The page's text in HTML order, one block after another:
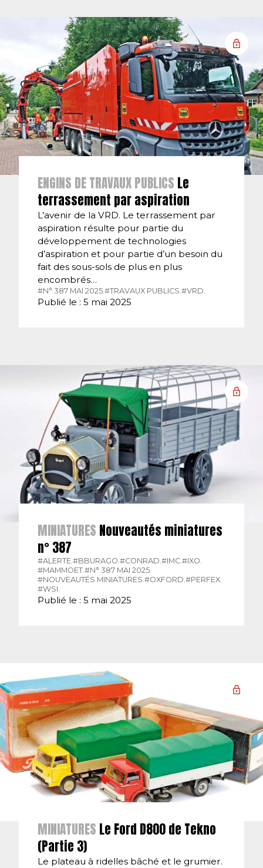
ENGINS DE TRAVAUX PUBLICS Le
terrassement par aspiration
L’avenir de la VRD. Le terrassement par
aspiration résulte pour partie du
développement de technologies
d’aspiration et pour partie d’un besoin du
fait des sous-sols de plus en plus
encombrés…
#N° 387 MAI 2025. #TRAVAUX PUBLICS. #VRD.
Publié le : 5 mai 2025
MINIATURES Nouveautés miniatures
n° 387
#ALERTE.#BBURAGO.#CONRAD.#IMC.#IXO.
#MAMMOET.#N° 387 MAI 2025.
#NOUVEAUTÉS MINIATURES.#OXFORD.#PERFEX.
#WSI.
Publié le : 5 mai 2025
MINIATURES Le Ford D800 de Tekno
(Partie 3)
Le plateau à ridelles bâché et le grumier.